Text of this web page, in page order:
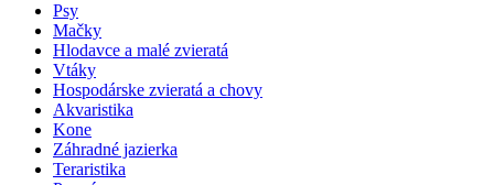
Psy
Mačky
Hlodavce a malé zvieratá
Vtáky
Hospodárske zvieratá a chovy
Akvaristika
Kone
Záhradné jazierka
Teraristika